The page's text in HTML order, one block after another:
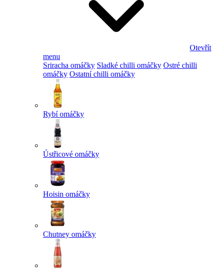
Otevřít
menu
Sriracha omáčky Sladké chilli omáčky Ostré chilli
omáčky Ostatní chilli omáčky
Rybí omáčky
Ústřicové omáčky
Hoisin omáčky
Chutney omáčky